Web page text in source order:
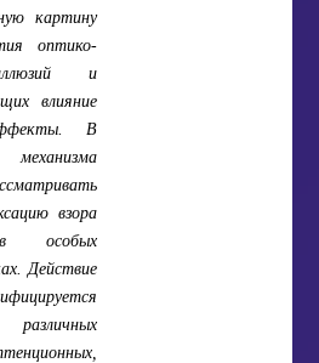
картину
оптико-
и
влияние
В
механизма
взора
особых
Действие